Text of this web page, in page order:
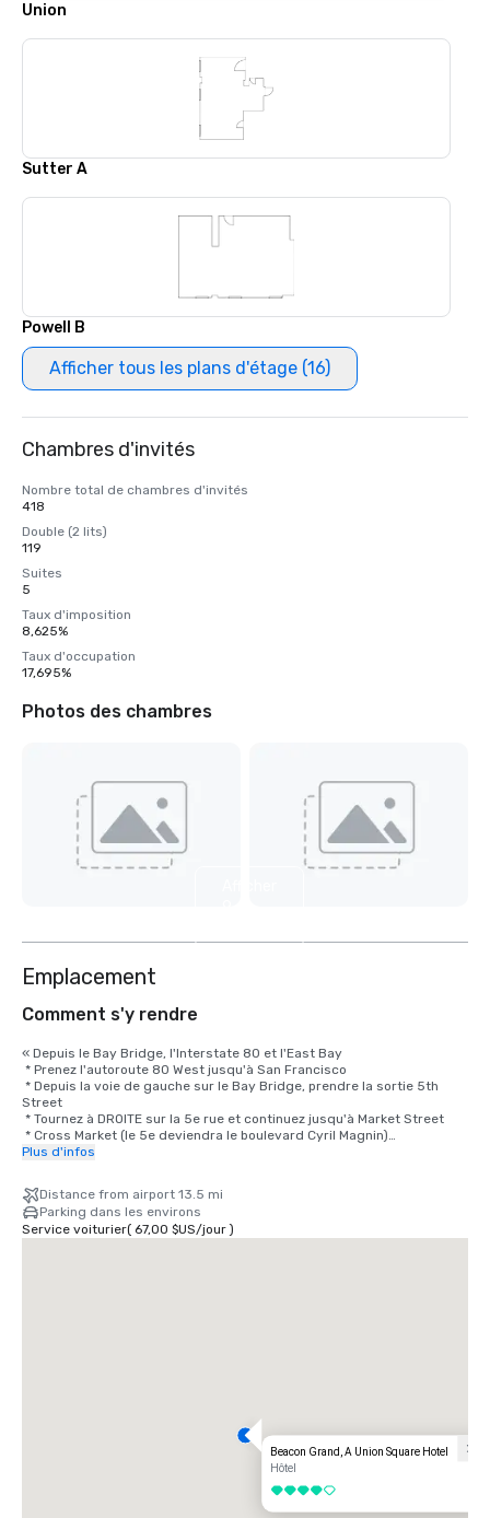
Union
Sutter A
Powell B
Afficher tous les plans d'étage (16)
Chambres d'invités
Nombre total de chambres d'invités
418
Double (2 lits)
119
Suites
5
Taux d'imposition
8,625%
Taux d'occupation
17,695%
Photos des chambres
Emplacement
Comment s'y rendre
« Depuis le Bay Bridge, l'Interstate 80 et l'East Bay
* Prenez l'autoroute 80 West jusqu'à San Francisco
* Depuis la voie de gauche sur le Bay Bridge, prendre la sortie 5th
Street
* Tournez à DROITE sur la 5e rue et continuez jusqu'à Market Street
* Cross Market (le 5e deviendra le boulevard Cyril Magnin)
* Continuez sur 2 pâtés de maisons jusqu'à O'Farrell Street, tournez à
* Tournez à GAUCHE sur Powell
* Le Beacon Grand Hotel se trouve à l'angle des rues Powell et Sutter,
à Union Square, à San Francisco
En direction du sud jusqu'à San Francisco, en Californie, via le Golden
* Prenez la Highway 101 South jusqu'à San Francisco
Plus d'infos
Distance from airport 13.5 mi
Parking dans les environs
Service voiturier( 67,00 $US/jour)
Beacon Grand, A Union Square Hotel
Hôtel
4 sur 5